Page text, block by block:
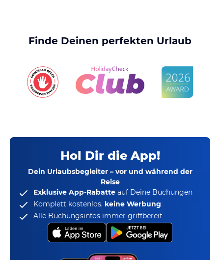
Finde Deinen perfekten Urlaub
Hol Dir die App!
Dein Urlaubsbegleiter – vor und während der
Reise
Exklusive App-Rabatte auf Deine Buchungen
Komplett kostenlos, keine Werbung
Alle Buchungsinfos immer griffbereit